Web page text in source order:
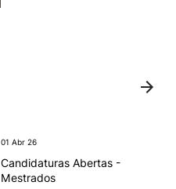
01 Abr 26
Candidaturas Abertas -
Mestrados